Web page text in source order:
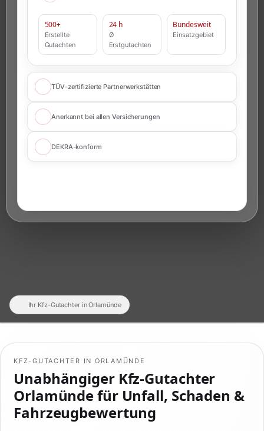
500+
Erstellte
Gutachten
24 h
Ø
Erstgutachten
Bundesweit
Einsatzgebiet
TÜV-zertifizierte Partnerwerkstätten
Anerkannt bei allen Versicherungen
DEKRA-konform
KFZ-GUTACHTER IN ORLAMÜNDE
Unabhängiger Kfz-Gutachter
Orlamünde für Unfall, Schaden &
Fahrzeugbewertung
Ihr Kfz-Gutachter in Orlamünde